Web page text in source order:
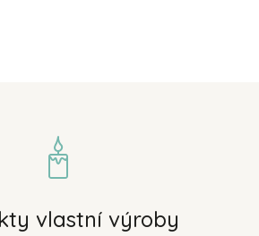
vlastní výroby